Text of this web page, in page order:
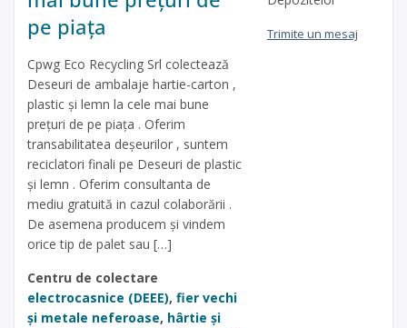
pe piața
Cpwg Eco Recycling Srl colectează
Deseuri de ambalaje hartie-carton ,
plastic și lemn la cele mai bune
prețuri de pe piața . Oferim
transabilitatea deșeurilor , suntem
reciclatori finali pe Deseuri de plastic
și lemn . Oferim consultanta de
mediu gratuită in cazul colaborării .
De asemena producem și vindem
orice tip de palet sau […]
Centru de colectare
electrocasnice (DEEE), fier vechi
și metale neferoase, hârtie și
Trimite un mesaj